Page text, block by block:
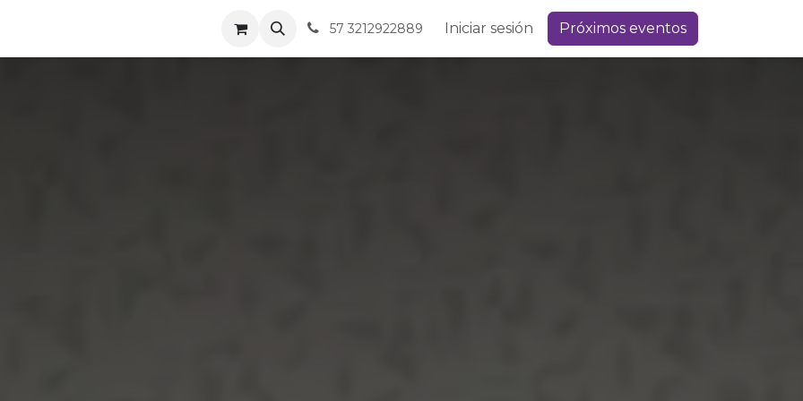
57 3212922889 Iniciar sesión Próximos eventos